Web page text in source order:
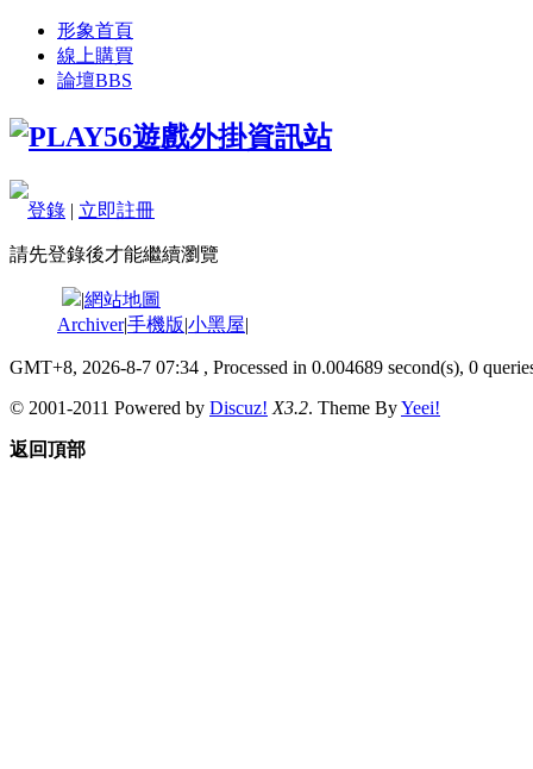
形象首頁
線上購買
論壇BBS
登錄 | 立即註冊
請先登錄後才能繼續瀏覽
|網站地圖
Archiver|手機版|小黑屋|
GMT+8, 2026-8-7 07:34 , Processed in 0.004689 second(s), 0
© 2001-2011 Powered by Discuz! X3.2. Theme ByYeei!
返回頂部